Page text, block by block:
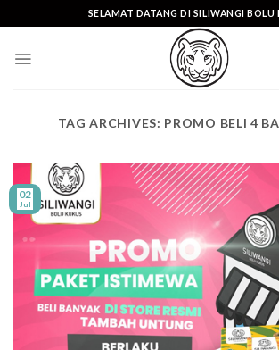
to
SELAMAT DATANG DI SILIWANGI BOLU
TAG ARCHIVES: PROMO BELI 4
02
Jul